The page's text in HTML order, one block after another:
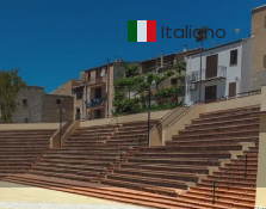
Italiano ▼